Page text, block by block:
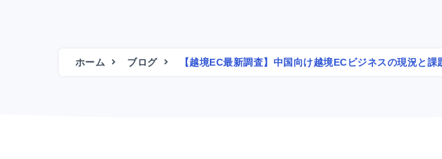
ホーム ブログ 【越境EC最新調査】中国向け越境ECビジネスの現況と課